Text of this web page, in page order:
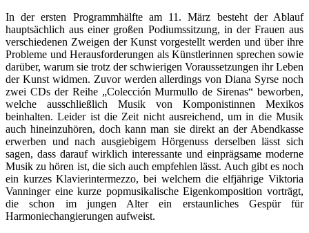
In der ersten Programmhälfte am 11. März besteht der Ablauf
hauptsächlich aus einer großen Podiumssitzung, in der Frauen aus
verschiedenen Zweigen der Kunst vorgestellt werden und über ihre
Probleme und Herausforderungen als Künstlerinnen sprechen sowie
darüber, warum sie trotz der schwierigen Voraussetzungen ihr Leben
der Kunst widmen. Zuvor werden allerdings von Diana Syrse noch
zwei CDs der Reihe „Colección Murmullo de Sirenas“ beworben,
welche ausschließlich Musik von Komponistinnen Mexikos
beinhalten. Leider ist die Zeit nicht ausreichend, um in die Musik
auch hineinzuhören, doch kann man sie direkt an der Abendkasse
erwerben und nach ausgiebigem Hörgenuss derselben lässt sich
sagen, dass darauf wirklich interessante und einprägsame moderne
Musik zu hören ist, die sich auch empfehlen lässt. Auch gibt es noch
ein kurzes Klavierintermezzo, bei welchem die elfjährige Viktoria
Vanninger eine kurze popmusikalische Eigenkomposition vorträgt,
die schon im jungen Alter ein erstaunliches Gespür für
Harmoniechangierungen aufweist.